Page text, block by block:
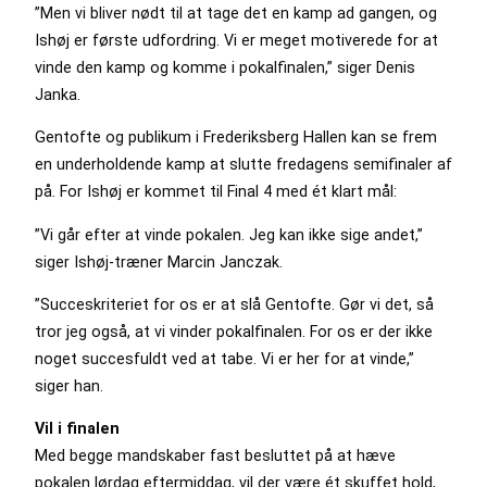
”Men vi bliver nødt til at tage det en kamp ad gangen, og
Ishøj er første udfordring. Vi er meget motiverede for at
vinde den kamp og komme i pokalfinalen,” siger Denis
Janka.
Gentofte og publikum i Frederiksberg Hallen kan se frem
en underholdende kamp at slutte fredagens semifinaler af
på. For Ishøj er kommet til Final 4 med ét klart mål:
”Vi går efter at vinde pokalen. Jeg kan ikke sige andet,”
siger Ishøj-træner Marcin Janczak.
”Succeskriteriet for os er at slå Gentofte. Gør vi det, så
tror jeg også, at vi vinder pokalfinalen. For os er der ikke
noget succesfuldt ved at tabe. Vi er her for at vinde,”
siger han.
Vil i finalen
Med begge mandskaber fast besluttet på at hæve
pokalen lørdag eftermiddag, vil der være ét skuffet hold,